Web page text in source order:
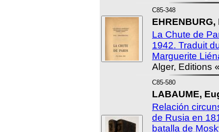
C85-348
La Chute de
1942. Traduit
Marguerite
Alger, Editions
C85-580
LABAUME,
Relación
de Rusia en
batalla de